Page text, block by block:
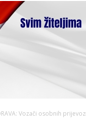
Vozači osobnih